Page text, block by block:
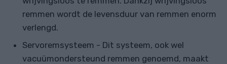
remmen wordt de levensduur van remmen enorm
verlengd.
Servoremsysteem - Dit systeem, ook wel
vacuümondersteund remmen genoemd, maakt